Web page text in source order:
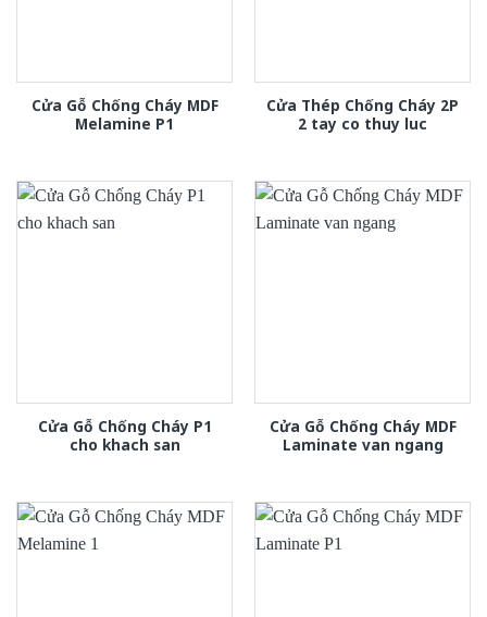
Cửa Gỗ Chống Cháy MDF
Melamine P1
Cửa Thép Chống Cháy 2P
2 tay co thuy luc
Cửa Gỗ Chống Cháy P1
cho khach san
Cửa Gỗ Chống Cháy MDF
Laminate van ngang